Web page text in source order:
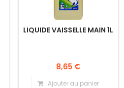
LIQUIDE VAISSELLE MAIN 1L
8,65 €
Ajouter au panier